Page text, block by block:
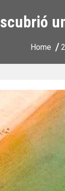
Home